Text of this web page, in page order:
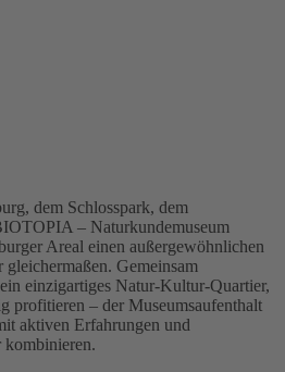
dem Schlosspark, dem
– Naturkundemuseum
Areal einen außergewöhnlichen
Gemeinsam
einzigartiges Natur-Kultur-Quartier,
profitieren – der Museumsaufenthalt
aktiven Erfahrungen und
kombinieren.